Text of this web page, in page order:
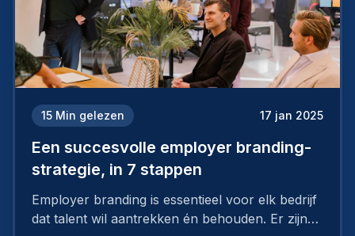
15 Min gelezen 17 jan 2025
Een succesvolle employer branding-
strategie, in 7 stappen
Employer branding is essentieel voor elk bedrijf
dat talent wil aantrekken én behouden. Er zijn